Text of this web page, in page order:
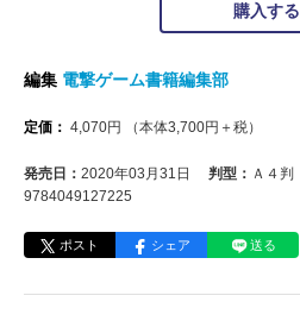
購入する
編集 電撃ゲーム書籍編集部
定価： 4,070円 （本体3,700円＋税）
発売日： 2020年03月31日 判型： Ａ４判
9784049127225
ポスト シェア 送る